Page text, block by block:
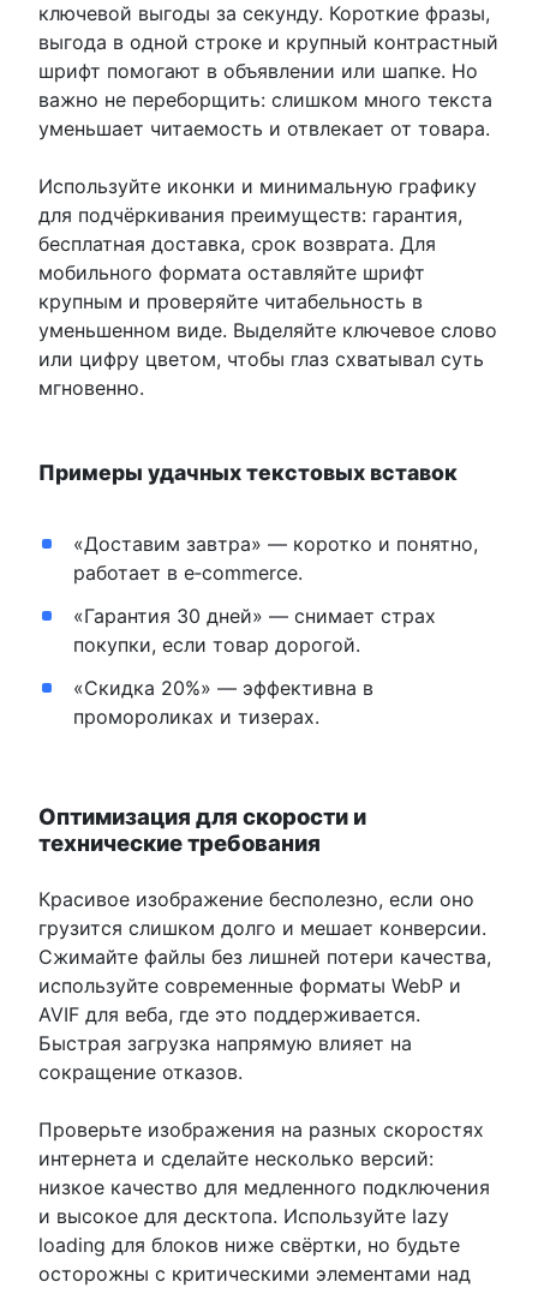
ключевой выгоды за секунду. Короткие фразы,
выгода в одной строке и крупный контрастный
шрифт помогают в объявлении или шапке. Но
важно не переборщить: слишком много текста
уменьшает читаемость и отвлекает от товара.
Используйте иконки и минимальную графику
для подчёркивания преимуществ: гарантия,
бесплатная доставка, срок возврата. Для
мобильного формата оставляйте шрифт
крупным и проверяйте читабельность в
уменьшенном виде. Выделяйте ключевое слово
или цифру цветом, чтобы глаз схватывал суть
мгновенно.
Примеры удачных текстовых вставок
«Доставим завтра» — коротко и понятно,
работает в e‑commerce.
«Гарантия 30 дней» — снимает страх
покупки, если товар дорогой.
«Скидка 20%» — эффективна в
промороликах и тизерах.
Оптимизация для скорости и
технические требования
Красивое изображение бесполезно, если оно
грузится слишком долго и мешает конверсии.
Сжимайте файлы без лишней потери качества,
используйте современные форматы WebP и
AVIF для веба, где это поддерживается.
Быстрая загрузка напрямую влияет на
сокращение отказов.
Проверьте изображения на разных скоростях
интернета и сделайте несколько версий:
низкое качество для медленного подключения
и высокое для десктопа. Используйте lazy
loading для блоков ниже свёртки, но будьте
осторожны с критическими элементами над